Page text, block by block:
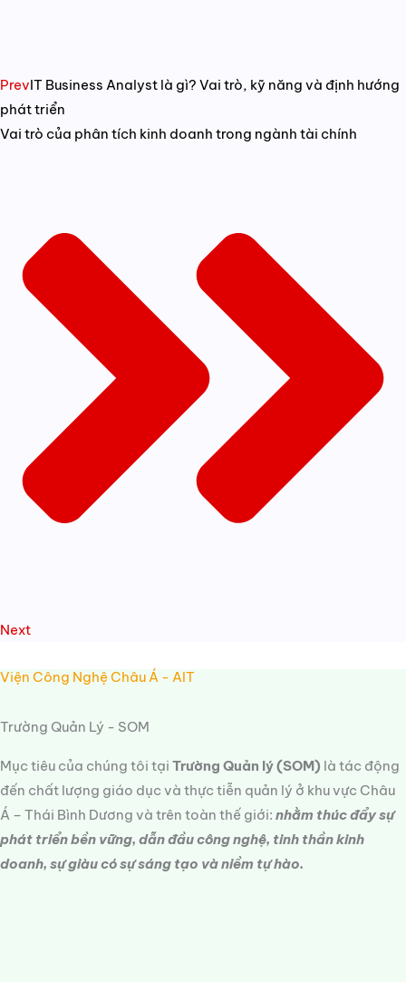
PrevIT Business Analyst là gì? Vai trò, kỹ năng và định hướng
phát triển
Vai trò của phân tích kinh doanh trong ngành tài chính
Next
Viện Công Nghệ Châu Á - AIT
Trường Quản Lý - SOM
Mục tiêu của chúng tôi tại Trường Quản lý (SOM) là tác động
đến chất lượng giáo dục và thực tiễn quản lý ở khu vực Châu
Á – Thái Bình Dương và trên toàn thế giới: nhằm thúc đẩy sự
phát triển bền vững, dẫn đầu công nghệ, tinh thần kinh
doanh, sự giàu có sự sáng tạo và niềm tự hào.